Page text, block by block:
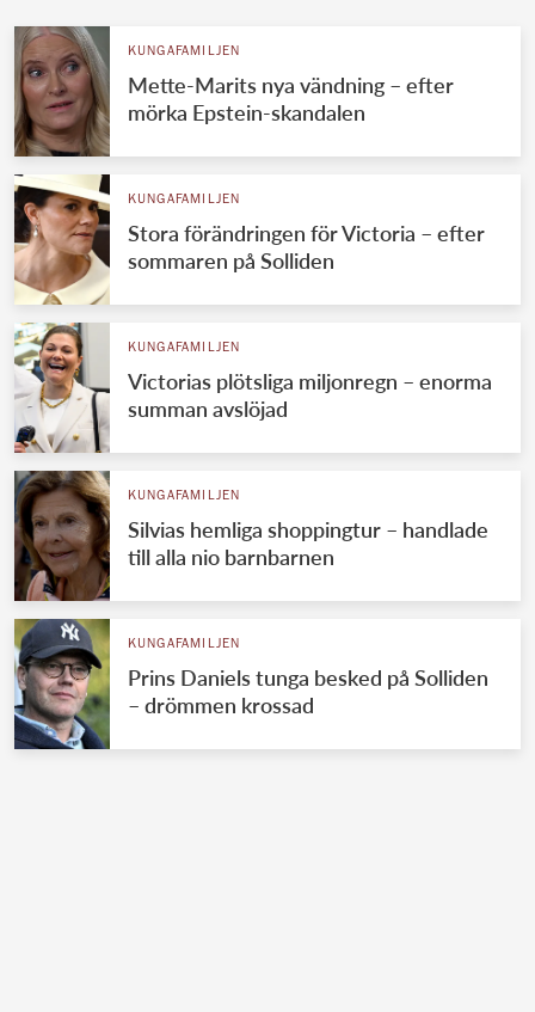
KUNGAFAMILJEN
Mette-Marits nya vändning – efter
mörka Epstein-skandalen
KUNGAFAMILJEN
Stora förändringen för Victoria – efter
sommaren på Solliden
KUNGAFAMILJEN
Victorias plötsliga miljonregn – enorma
summan avslöjad
KUNGAFAMILJEN
Silvias hemliga shoppingtur – handlade
till alla nio barnbarnen
KUNGAFAMILJEN
Prins Daniels tunga besked på Solliden
– drömmen krossad